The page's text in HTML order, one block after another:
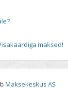
maksed!
Maksekeskus AS